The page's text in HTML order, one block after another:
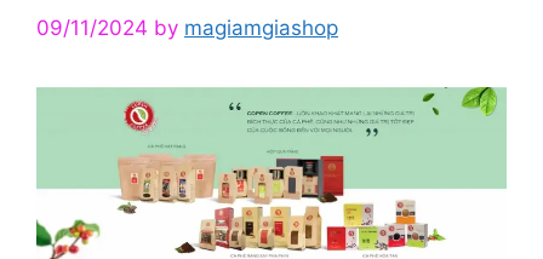
09/11/2024 by magiamgiashop